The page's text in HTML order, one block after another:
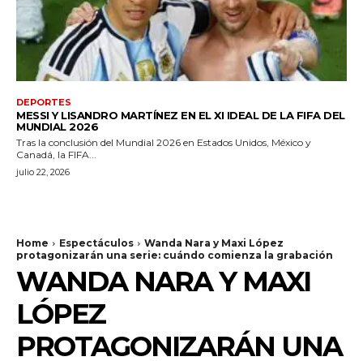
DEPORTES
MESSI Y LISANDRO MARTÍNEZ EN EL XI IDEAL DE LA FIFA DEL
MUNDIAL 2026
Tras la conclusión del Mundial 2026 en Estados Unidos, México y
Canadá, la FIFA...
julio 22, 2026